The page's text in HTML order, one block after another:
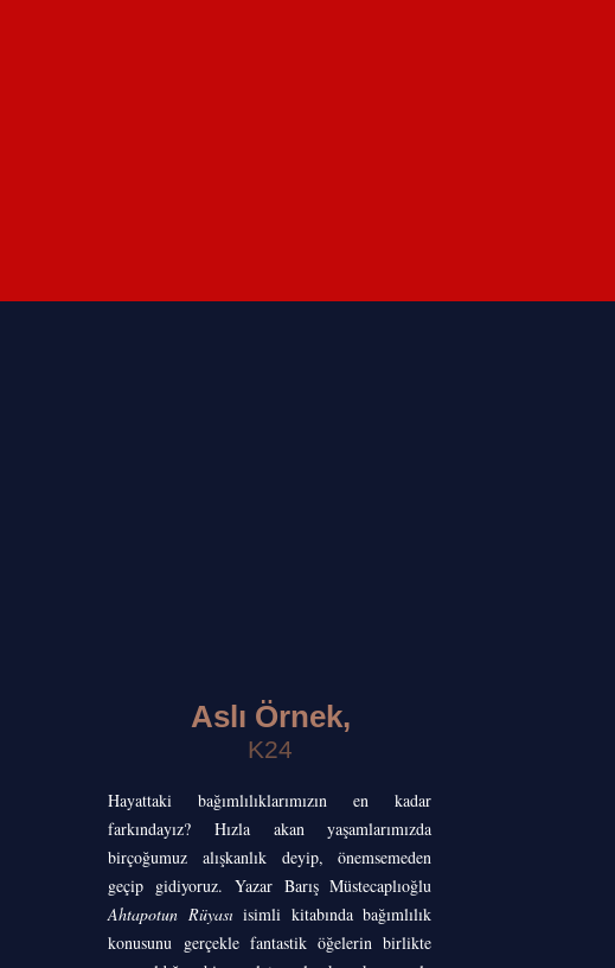
Aslı Örnek,
K24
Hayattaki bağımlılıklarımızın en kadar
farkındayız? Hızla akan yaşamlarımızda
birçoğumuz alışkanlık deyip, önemsemeden
geçip gidiyoruz. Yazar Barış Müstecaplıoğlu
Ahtapotun Rüyası isimli kitabında bağımlılık
konusunu gerçekle fantastik öğelerin birlikte